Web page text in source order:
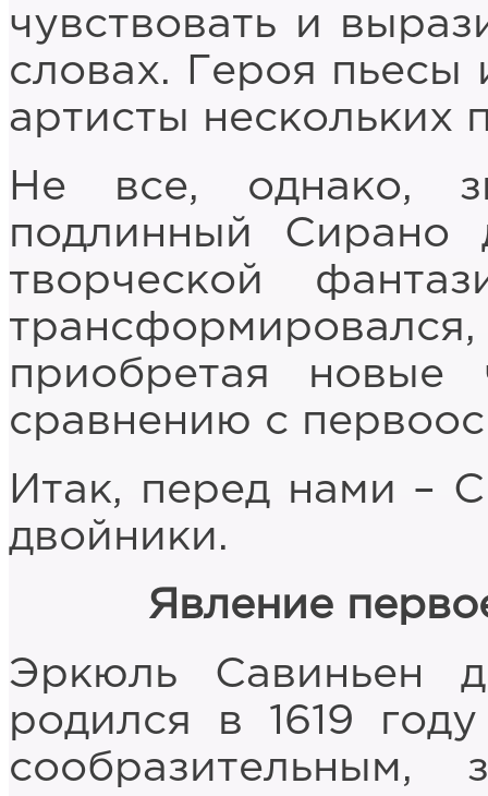
чувствовать и
словах. Героя пьесы
артисты нескольких
Не все, однако,
подлинный Сирано
творческой
приобретая
сравнению с
Итак, перед нами –
двойники.
Явление
Эркюль Савиньен
родился в 1619
сообразительным,